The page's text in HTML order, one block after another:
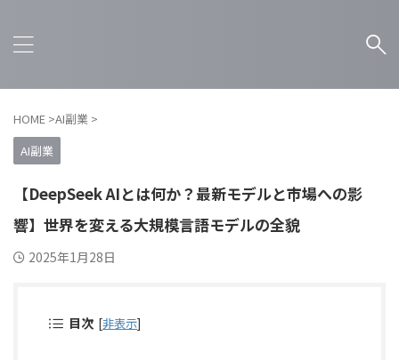
HOME >AI副業 >
AI副業
【DeepSeek AIとは何か？最新モデルと市場への影
響】世界を変える大規模言語モデルの全貌
2025年1月28日
目次 [非表示]